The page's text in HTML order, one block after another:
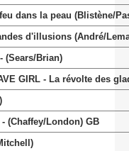
dans la peau (Blistène/
d'illusions (André/
(Sears/Brian)
GIRL - La révolte des
- (Chaffey/London) GB